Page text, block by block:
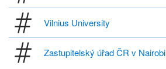
Vilnius University
Zastupitelský úřad ČR v Nairobi